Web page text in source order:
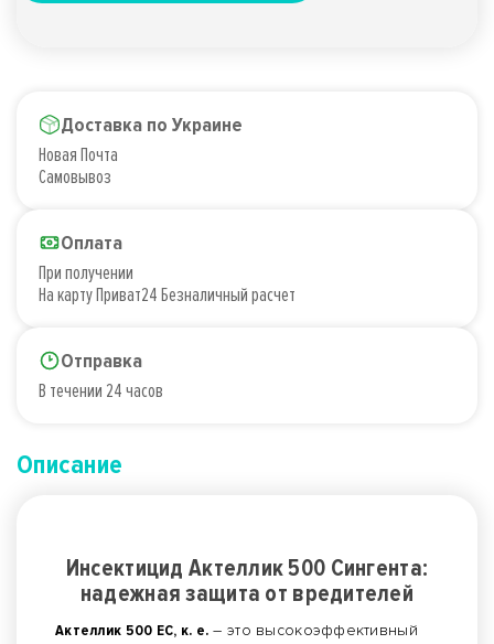
Доставка по Украине
Новая Почта
Самовывоз
Оплата
При получении
На карту Приват24 Безналичный расчет
Отправка
В течении 24 часов
Описание
Инсектицид Актеллик 500 Сингента:
надежная защита от вредителей
Актеллик 500 ЕС, к. е. – это высокоэффективный